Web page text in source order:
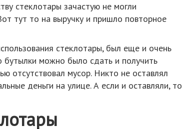
стеклотары зачастую не могли
тут то на выручку и пришло повторное
стеклотары, был еще и очень
бутылки можно было сдать и получить
отсутствовал мусор. Никто не оставлял
деньги на улице. А если и оставляли, то